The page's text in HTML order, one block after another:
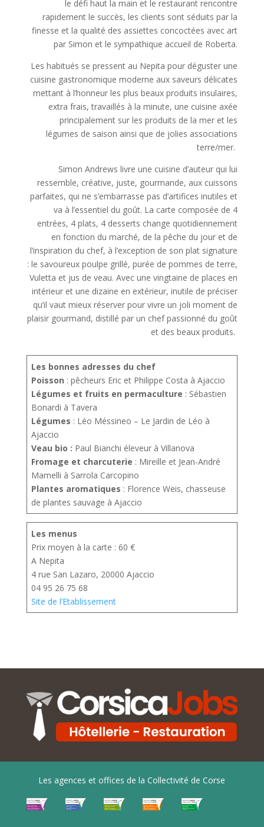
le défi haut la main et le restaurant rencontre
rapidement le succès, les clients sont séduits par la
finesse et la qualité des assiettes concoctées avec art
par Simon et le sympathique accueil de Roberta.
Les habitués se pressent au Nepita pour déguster une
cuisine gastronomique moderne aux saveurs délicates
mettant à l’honneur les plus beaux produits insulaires,
extra frais, travaillés à la minute, une cuisine axée
principalement sur les produits de la mer et les
légumes de saison ainsi que de jolies associations
terre/mer.
Simon Andrews livre une cuisine d’auteur qui lui
ressemble, créative, juste, gourmande, aux cuissons
parfaites, qui ne s’embarrasse pas d’artifices inutiles et
va à l’essentiel du goût. La carte composée de 4
entrées, 4 plats, 4 desserts change quotidiennement
en fonction du marché, de la pêche du jour et de
l’inspiration du chef, à l’exception de son plat signature
: le savoureux poulpe grillé, purée de pommes de terre,
Vuletta et jus de veau. Avec une vingtaine de places en
intérieur et une dizaine en extérieur, inutile de préciser
qu’il vaut mieux réserver pour vivre un joli moment de
plaisir gourmand, distillé par un chef passionné du goût
et des beaux produits.
Les bonnes adresses du chef
Poisson : pêcheurs Eric et Philippe Costa à Ajaccio
Légumes et fruits en permaculture : Sébastien
Bonardi à Tavera
Légumes : Léo Méssineo – Le Jardin de Léo à
Ajaccio
Veau bio : Paul Bianchi éleveur à Villanova
Fromage et charcuterie : Mireille et Jean-André
Mamelli à Sarrola Carcopino
Plantes aromatiques : Florence Weis, chasseuse
de plantes sauvage à Ajaccio
Les menus
Prix moyen à la carte : 60 €
A Nepita
4 rue San Lazaro, 20000 Ajaccio
04 95 26 75 68
Site de l’Etablissement
Les agences et offices de la Collectivité de Corse